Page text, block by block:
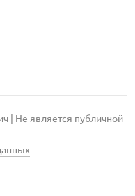
| Не является публичной